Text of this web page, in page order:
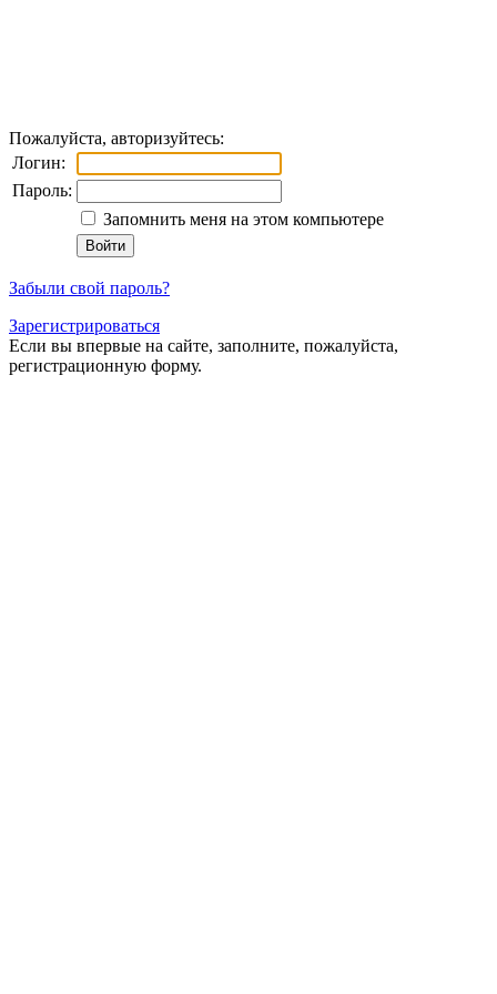
Пожалуйста, авторизуйтесь:
Логин:
Пароль:
Запомнить меня на этом компьютере
Забыли свой пароль?
Зарегистрироваться
Если вы впервые на сайте, заполните, пожалуйста,
регистрационную форму.